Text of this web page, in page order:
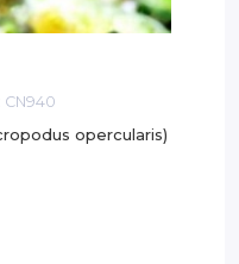
CN940
opercularis)